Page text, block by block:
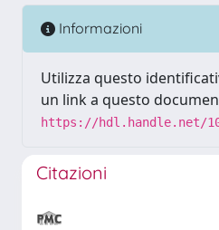
Informazioni
Utilizza questo
un link a questo
https://hdl.handle.net/
Citazioni